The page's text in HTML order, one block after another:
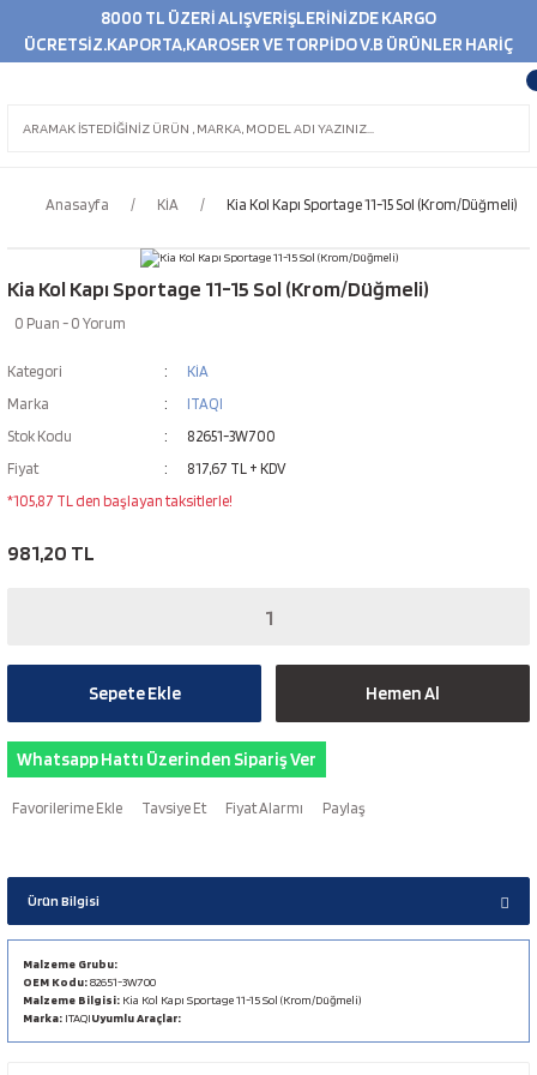
8000 TL ÜZERİ ALIŞVERİŞLERİNİZDE KARGO
ÜCRETSİZ.KAPORTA,KAROSER VE TORPİDO V.B ÜRÜNLER HARİÇ
Anasayfa KİA Kia Kol Kapı Sportage 11-15 Sol (Krom/Düğmeli)
Kia Kol Kapı Sportage 11-15 Sol (Krom/Düğmeli)
0 Puan - 0 Yorum
Kategori
KİA
Marka
ITAQI
Stok Kodu
82651-3W700
Fiyat
817,67 TL + KDV
*105,87 TL den başlayan taksitlerle!
981,20 TL
Sepete Ekle Hemen Al
Whatsapp Hattı Üzerinden Sipariş Ver
Tavsiye Et Fiyat Alarmı Paylaş
Ürün Bilgisi
Malzeme Grubu:
OEM Kodu:82651-3W700
Malzeme Bilgisi: Kia Kol Kapı Sportage 11-15 Sol (Krom/Düğmeli)
Marka: ITAQIUyumlu Araçlar: